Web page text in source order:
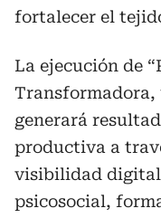
fortalecer el
La ejecución de
Transformadora,
generará
productiva a
visibilidad
psicosocial,